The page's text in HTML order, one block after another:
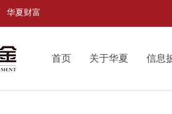
华夏财富
首页 关于华夏 信息